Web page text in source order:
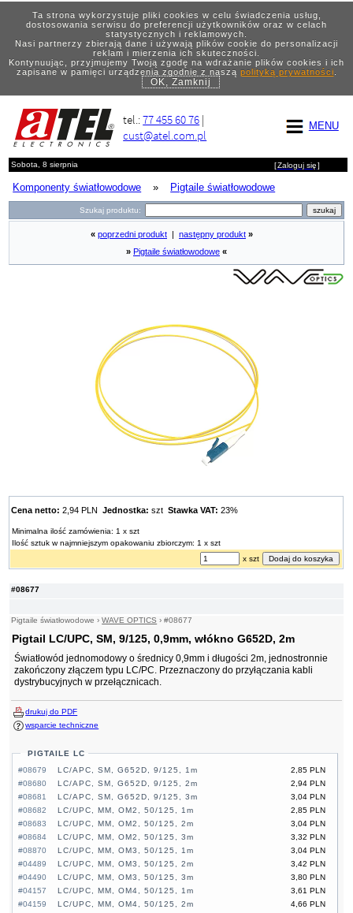
Ta strona wykorzystuje pliki cookies w celu świadczenia usług,
dostosowania serwisu do preferencji użytkowników oraz w celach
statystycznych i reklamowych.
Nasi partnerzy zbierają dane i używają plików cookie do personalizacji
reklam i mierzenia ich skuteczności.
Kontynuując, przyjmujemy Twoją zgodę na wdrażanie plików cookies i ich
zapisane w pamięci urządzenia zgodnie z naszą polityką prywatności.
OK, Zamknij
MENU
tel.:77 455 60 76 |
cust@atel.com.pl
Sobota, 8 sierpnia [Zaloguj się]
Komponenty światłowodowe » Pigtaile światłowodowe
Szukaj produktu:
#08677
Pigtaile światłowodowe ›WAVE OPTICS ›#08677
Pigtail LC/UPC, SM, 9/125, 0,9mm, włókno G652D, 2m
Światłowód jednomodowy o średnicy 0,9mm i długości 2m, jednostronnie
zakończony złączem typu LC/PC. Przeznaczony do przyłączania kabli
dystrybucyjnych w przełącznicach.
drukuj do PDF
wsparcie techniczne
PIGTAILE LC
#08679
2,85 PLN
LC/APC, SM, G652D, 9/125, 1m
#08680
2,94 PLN
LC/APC, SM, G652D, 9/125, 2m
#08681
3,04 PLN
LC/APC, SM, G652D, 9/125, 3m
#08682
2,85 PLN
LC/UPC, MM, OM2, 50/125, 1m
#08683
3,04 PLN
LC/UPC, MM, OM2, 50/125, 2m
#08684
3,32 PLN
LC/UPC, MM, OM2, 50/125, 3m
#08870
3,04 PLN
LC/UPC, MM, OM3, 50/125, 1m
#04489
3,42 PLN
LC/UPC, MM, OM3, 50/125, 2m
#04490
3,80 PLN
LC/UPC, MM, OM3, 50/125, 3m
#04157
3,61 PLN
LC/UPC, MM, OM4, 50/125, 1m
#04159
4,66 PLN
LC/UPC, MM, OM4, 50/125, 2m
« poprzedni produkt następny produkt »
» Pigtaile światłowodowe «
Cena netto: 2,94 PLNJednostka: sztStawka VAT: 23%
Minimalna ilość zamówienia: 1 x szt
Ilość sztuk w najmniejszym opakowaniu zbiorczym: 1 x szt
x szt